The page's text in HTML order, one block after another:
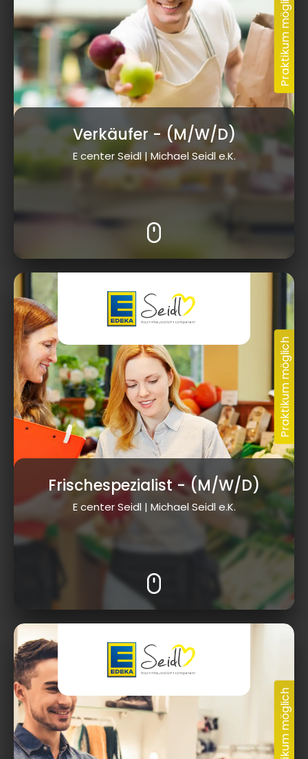
Verkäufer- (M/W/D)
E center Seidl | Michael Seidl e.K.
Frischespezialist- (M/W/D)
E center Seidl | Michael Seidl e.K.